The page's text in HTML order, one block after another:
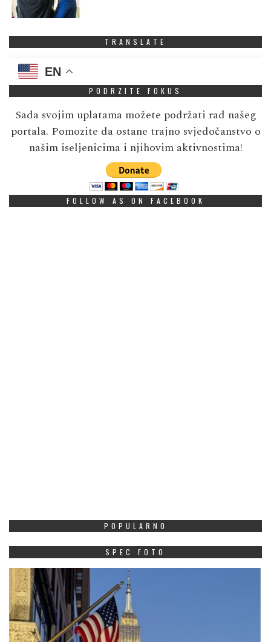
TRANSLATE
EN
PODRZITE FOKUS
Sada svojim uplatama možete podržati rad našeg
portala. Pomozite da ostane trajno svjedočanstvo o
našim iseljenicima i njihovim aktivnostima!
FOLLOW AS ON FACEBOOK
POPULARNO
SPEC FOTO